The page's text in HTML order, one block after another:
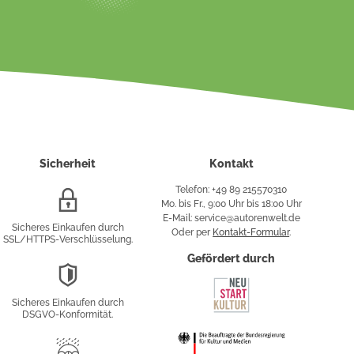
Sicherheit
Verschlüsselung
Sicheres Einkaufen durch
SSL/HTTPS-Verschlüsselung.
Sicheres Einkaufen durch
DSGVO-Konformität.
Kontakt
Telefon: +49 89 215570310
Mo. bis Fr., 9:00 Uhr bis 18:00 Uhr
E-Mail: service@autorenwelt.de
Oder per Kontakt-Formular.
Gefördert durch